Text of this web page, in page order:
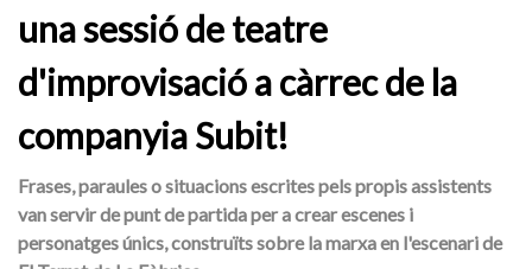
una sessió de teatre
d'improvisació a càrrec de la
companyia Subit!
Frases, paraules o situacions escrites pels propis assistents
van servir de punt de partida per a crear escenes i
personatges únics, construïts sobre la marxa en l'escenari de